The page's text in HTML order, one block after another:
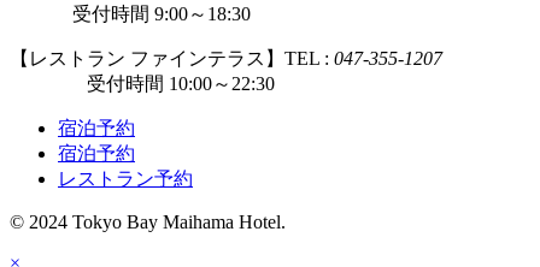
受付時間 9:00～18:30
【レストラン ファインテラス】TEL : 047-355-1207
受付時間 10:00～22:30
宿泊予約
宿泊予約
レストラン予約
© 2024 Tokyo Bay Maihama Hotel.
×